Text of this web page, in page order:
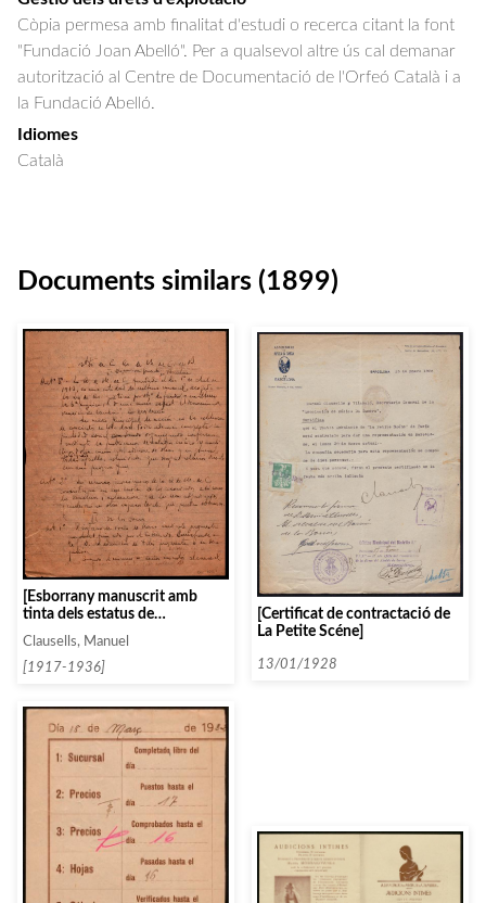
Còpia permesa amb finalitat d'estudi o recerca citant la font
"Fundació Joan Abelló". Per a qualsevol altre ús cal demanar
autorització al Centre de Documentació de l'Orfeó Català i a
la Fundació Abelló.
Idiomes
Català
Documents similars (1899)
[Esborrany manuscrit amb
tinta dels estatus de
l’Associació de Música da
Càmera]
Clausells, Manuel
[1917-1936]
[Certificat de contractació de
La Petite Scéne]
13/01/1928